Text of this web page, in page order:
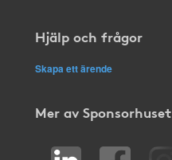
Hjälp och frågor
Skapa ett ärende
Mer av Sponsorhuset